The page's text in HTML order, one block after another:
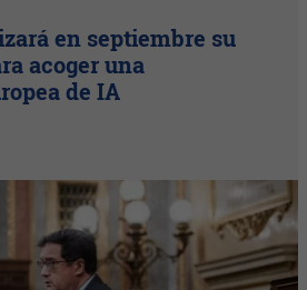
en septiembre su
acoger una
de IA